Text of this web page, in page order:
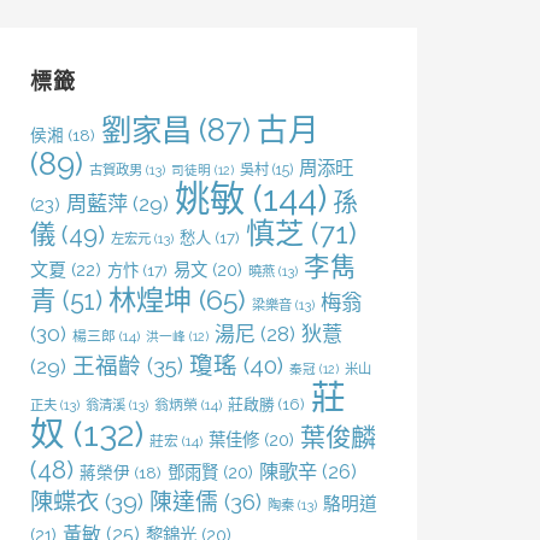
標籤
侯湘 (18) 劉家昌 (87) 古月
(89) 古賀政男 (13) 司徒明 (12) 吳村(15) 周添旺
(23) 周藍萍(29) 姚敏 (144) 孫
儀(49) 左宏元(13) 愁人 (17) 慎芝 (71)
文夏 (22) 方忭(17) 易文(20) 曉燕(13) 李雋
青 (51) 林煌坤 (65) 梁樂音(13) 梅翁
(30) 楊三郎 (14) 洪一峰 (12) 湯尼 (28) 狄薏
(29) 王福齡 (35) 瓊瑤 (40) 秦冠(12) 米山
正夫(13) 翁清溪(13) 翁炳榮 (14) 莊啟勝(16) 莊
奴 (132) 莊宏(14) 葉佳修(20) 葉俊麟
(48) 蔣榮伊 (18) 鄧雨賢(20) 陳歌辛(26)
陳蝶衣(39) 陳達儒 (36) 陶秦(13) 駱明道
(21) 黃敏(25) 黎錦光(20)